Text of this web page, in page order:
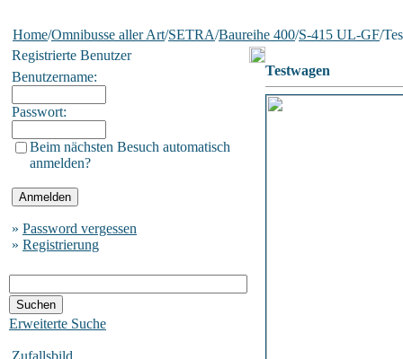
Home/Omnibusse aller Art/SETRA/Baureihe 400/S-415 UL-GF/
Registrierte Benutzer
Benutzername:
Passwort:
Beim nächsten Besuch automatisch
anmelden?
» Password vergessen
» Registrierung
Erweiterte Suche
Zufallsbild
Testwagen